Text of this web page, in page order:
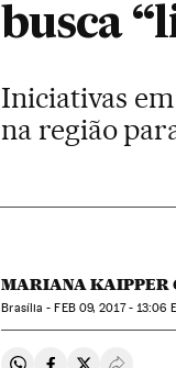
busca
Iniciativas
na região
MARIANA KAIPPER
Brasília -FEB09, 2017 - 13:06